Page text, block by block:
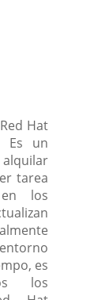
Hat
Es un
alquilar
tarea
los
es
los